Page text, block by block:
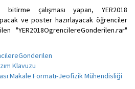
bitirme çalışması yapan, YER2018
ve poster hazırlayacak öğrenciler
"YER2018OgrencilereGonderilen.rar"
Klavuzu
Makale Formatı-Jeofizik Mühendisliği